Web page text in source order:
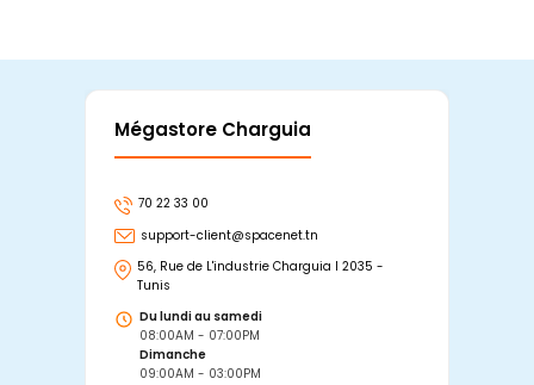
Mégastore Charguia
70 22 33 00
support-client@spacenet.tn
56, Rue de L'industrie Charguia I 2035 -
Tunis
Du lundi au samedi
08:00AM - 07:00PM
Dimanche
09:00AM - 03:00PM